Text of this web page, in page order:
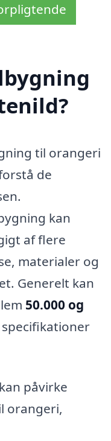
til orangeri
de
kan
af flere
materialer og
Generelt kan
50.000 og
påvirke
orangeri,